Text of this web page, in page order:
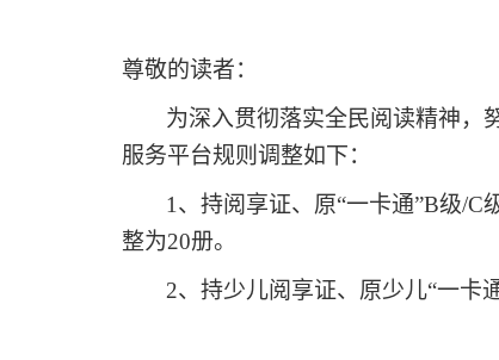
尊敬的读者：
为深入贯彻落实全民阅读精神，
服务平台规则调整如下：
1、持阅享证、原“一卡通”B级/
整为20册。
2、持少儿阅享证、原少儿“一卡